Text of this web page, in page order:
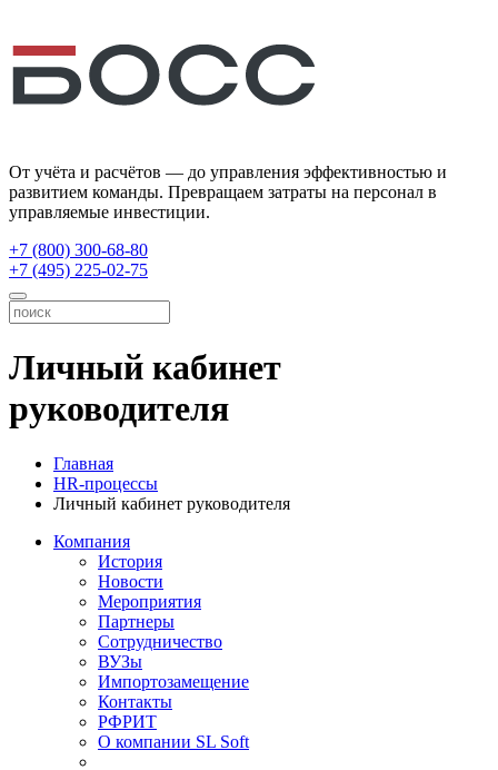
От учёта и расчётов — до управления эффективностью и
развитием команды. Превращаем затраты на персонал в
управляемые инвестиции.
+7 (800) 300-68-80
+7 (495) 225-02-75
Личный кабинет
руководителя
Главная
HR-процессы
Личный кабинет руководителя
Компания
История
Новости
Мероприятия
Партнеры
Сотрудничество
ВУЗы
Импортозамещение
Контакты
РФРИТ
О компании SL Soft